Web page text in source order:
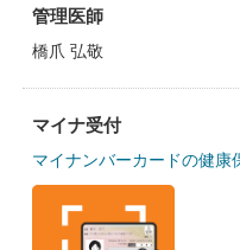
管理医師
橋爪 弘敬
マイナ受付
マイナンバーカードの健康